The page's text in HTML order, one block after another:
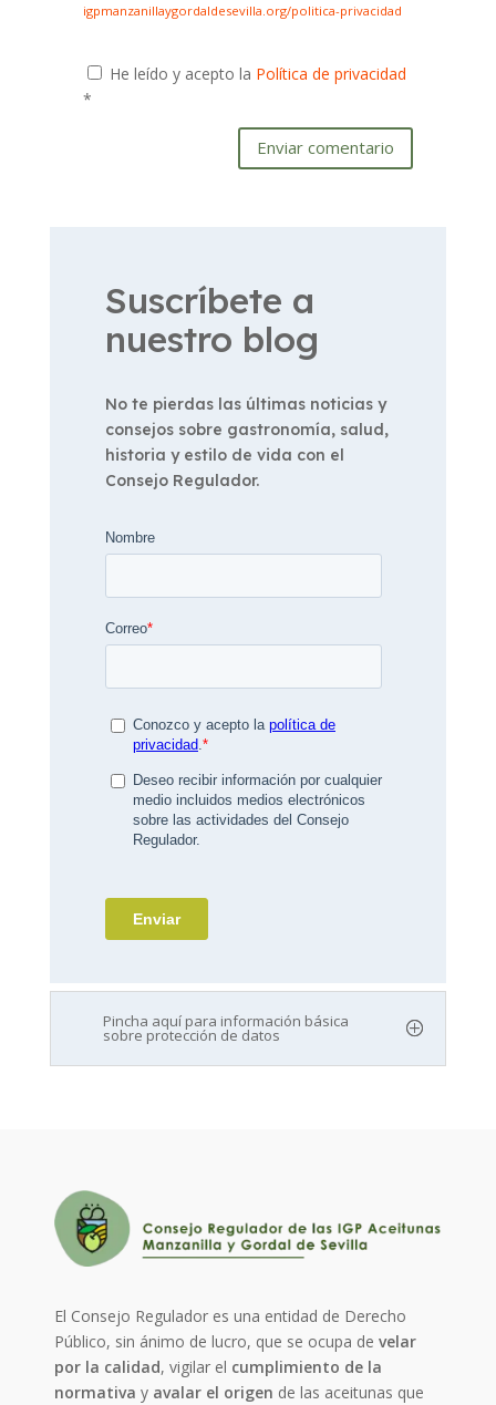
igpmanzanillaygordaldesevilla.org/politica-privacidad
He leído y acepto la Política de privacidad
*
Enviar comentario
Suscríbete a
nuestro blog
No te pierdas las últimas noticias y
consejos sobre gastronomía, salud,
historia y estilo de vida con el
Consejo Regulador.
Pincha aquí para información básica
sobre protección de datos
El Consejo Regulador es una entidad de Derecho
Público, sin ánimo de lucro, que se ocupa develar
por la calidad, vigilar el cumplimiento de la
normativa y avalar el origen de las aceitunas que